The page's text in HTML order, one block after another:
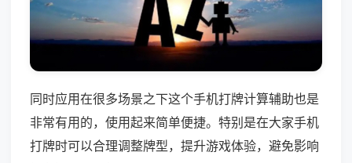
同时应用在很多场景之下这个手机打牌计算辅助也是
非常有用的，使用起来简单便捷。特别是在大家手机
打牌时可以合理调整牌型，提升游戏体验，避免影响